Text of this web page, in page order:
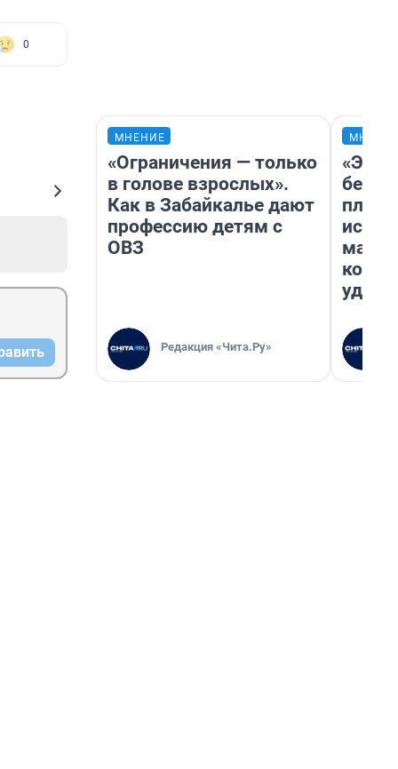
0
МНЕНИЕ
«Ограничения — только
в голове взрослых».
Как в Забайкалье дают
профессию детям с
ОВЗ
Редакция «Чита.Ру»
«Это